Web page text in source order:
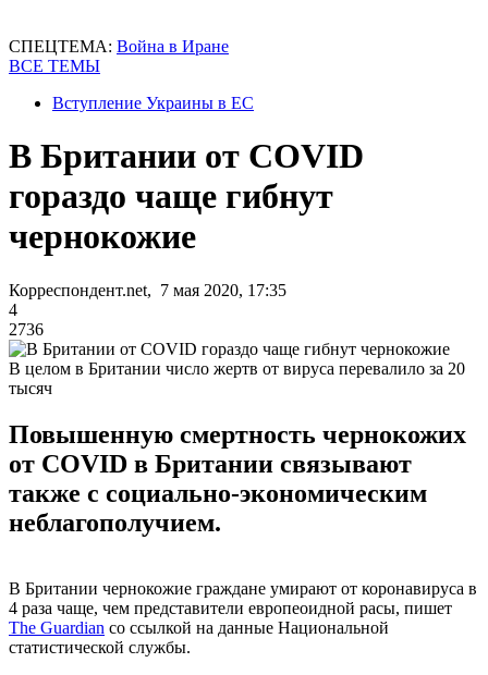
СПЕЦТЕМА: Война в Иране
ВСЕ ТЕМЫ
Вступление Украины в ЕС
В Британии от COVID
гораздо чаще гибнут
чернокожие
Корреспондент.net, 7 мая 2020, 17:35
4
2736
В целом в Британии число жертв от вируса перевалило за 20
тысяч
Повышенную смертность чернокожих
от COVID в Британии связывают
также с социально-экономическим
неблагополучием.
В Британии чернокожие граждане умирают от коронавируса в
4 раза чаще, чем представители европеоидной расы, пишет
The Guardian со ссылкой на данные Национальной
статистической службы.